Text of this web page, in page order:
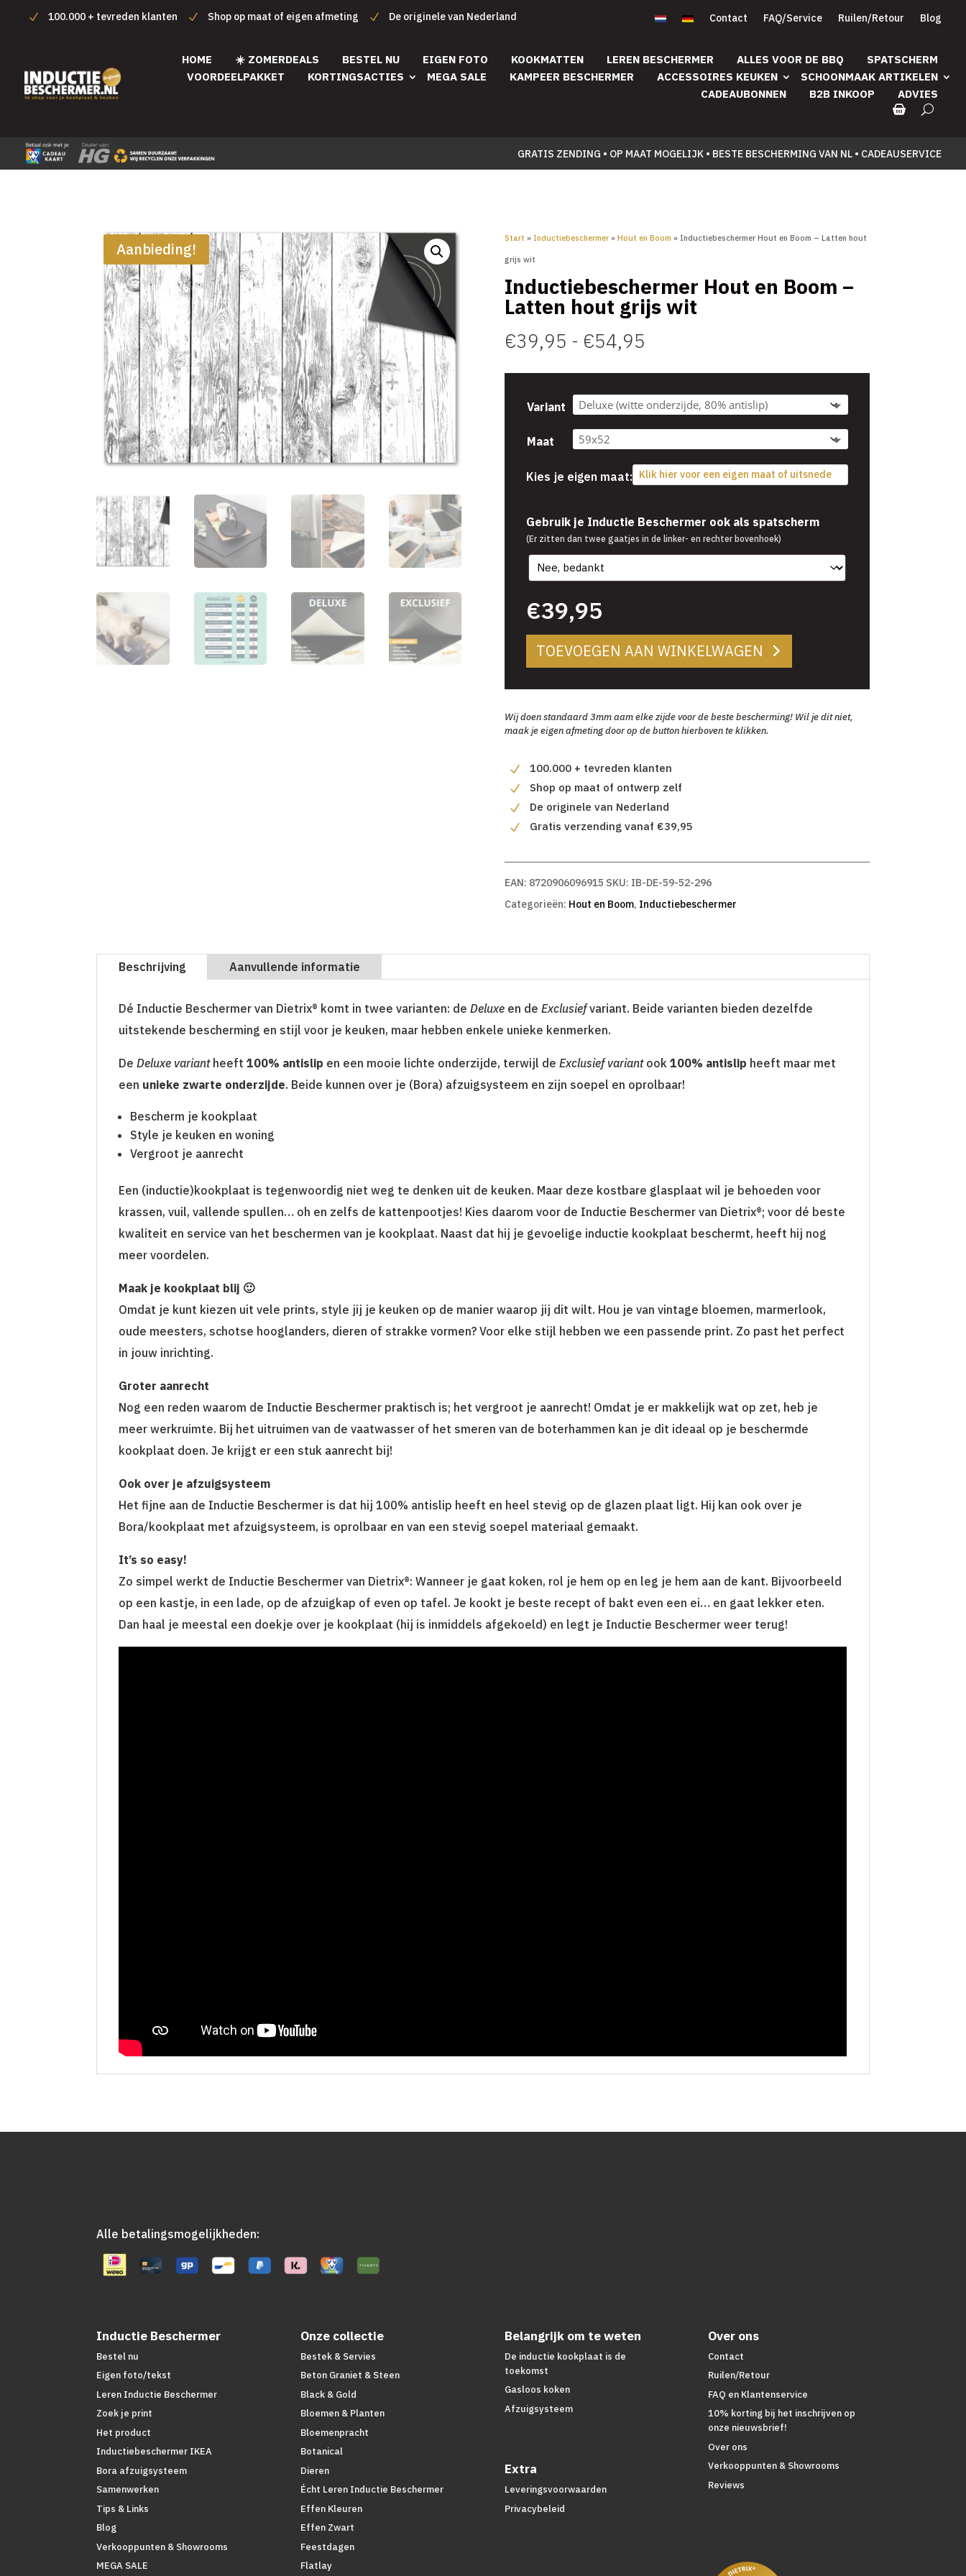
100.000 + tevreden klanten Shop op maat of eigen afmeting De originele van Nederland Contact FAQ/Service Ruilen/Retour Blog
HOME ☀️ ZOMERDEALS BESTEL NU EIGEN FOTO KOOKMATTEN LEREN BESCHERMER ALLES VOOR DE BBQ
SPATSCHERM
VOORDEELPAKKET
KORTINGSACTIES MEGA SALE KAMPEER BESCHERMER ACCESSOIRES KEUKEN
SCHOONMAAK ARTIKELEN
CADEAUBONNEN
B2B INKOOP ADVIES
GRATIS ZENDING • OP MAAT MOGELIJK • BESTE BESCHERMING VAN NL • CADEAUSERVICE
Aanbieding!
Start » Inductiebeschermer» Hout en Boom » Inductiebeschermer Hout en Boom – Latten hout
grijs wit
Inductiebeschermer Hout en Boom –
Latten hout grijs wit
€39,95 - €54,95
€54,95
Variant
Maat
Kies je eigen maat: Klik hier voor een eigen maat of uitsnede
€39,95
Gebruik je Inductie Beschermer ook als spatscherm
(Er zitten dan twee gaatjes in de linker- en rechter bovenhoek)
€39,95
TOEVOEGEN AAN WINKELWAGEN
Wij doen standaard 3mm aam elke zijde voor de beste bescherming! Wil je dit niet,
maak je eigen afmeting door op de button hierboven te klikken.
100.000 + tevreden klanten
Shop op maat of ontwerp zelf
De originele van Nederland
Gratis verzending vanaf €39,95
EAN: 8720906096915 SKU: IB-DE-59-52-296
Categorieën: Hout en Boom, Inductiebeschermer
Beschrijving Aanvullende informatie
Dé Inductie Beschermer van Dietrix® komt in twee varianten: deDeluxe en deExclusiefvariant. Beide varianten bieden dezelfde
uitstekende bescherming en stijl voor je keuken, maar hebben enkele unieke kenmerken.
DeDeluxe variantheeft100% antislip en een mooie lichte onderzijde, terwijl deExclusief variantook100% antislip heeft maar met
een unieke zwarte onderzijde. Beide kunnen over je (Bora) afzuigsysteem en zijn soepel en oprolbaar!
Bescherm je kookplaat
Style je keuken en woning
Vergroot je aanrecht
Een (inductie)kookplaat is tegenwoordig niet weg te denken uit de keuken. Maar deze kostbare glasplaat wil je behoeden voor
krassen, vuil, vallende spullen… oh en zelfs de kattenpootjes! Kies daarom voor de Inductie Beschermer van Dietrix®; voor dé beste
kwaliteit en service van het beschermen van je kookplaat. Naast dat hij je gevoelige inductie kookplaat beschermt, heeft hij nog
meer voordelen.
Maak je kookplaat blij 🙂
Omdat je kunt kiezen uit vele prints, style jij je keuken op de manier waarop jij dit wilt. Hou je van vintage bloemen, marmerlook,
oude meesters, schotse hooglanders, dieren of strakke vormen? Voor elke stijl hebben we een passende print. Zo past het perfect
in jouw inrichting.
Groter aanrecht
Nog een reden waarom de Inductie Beschermer praktisch is; het vergroot je aanrecht! Omdat je er makkelijk wat op zet, heb je
meer werkruimte. Bij het uitruimen van de vaatwasser of het smeren van de boterhammen kan je dit ideaal op je beschermde
kookplaat doen. Je krijgt er een stuk aanrecht bij!
Ook over je afzuigsysteem
Het fijne aan de Inductie Beschermer is dat hij 100% antislip heeft en heel stevig op de glazen plaat ligt. Hij kan ook over je
Bora/kookplaat met afzuigsysteem, is oprolbaar en van een stevig soepel materiaal gemaakt.
It’s so easy!
Zo simpel werkt de Inductie Beschermer van Dietrix®: Wanneer je gaat koken, rol je hem op en leg je hem aan de kant. Bijvoorbeeld
op een kastje, in een lade, op de afzuigkap of even op tafel. Je kookt je beste recept of bakt even een ei… en gaat lekker eten.
Dan haal je meestal een doekje over je kookplaat (hij is inmiddels afgekoeld) en legt je Inductie Beschermer weer terug!
Alle betalingsmogelijkheden:
Inductie Beschermer
Bestel nu
Eigen foto/tekst
Leren Inductie Beschermer
Zoek je print
Het product
Inductiebeschermer IKEA
Bora afzuigsysteem
Samenwerken
Tips & Links
Blog
Verkooppunten & Showrooms
MEGA SALE
Onze collectie
Bestek & Servies
Beton Graniet & Steen
Black & Gold
Bloemen & Planten
Bloemenpracht
Botanical
Dieren
Écht Leren Inductie Beschermer
Effen Kleuren
Effen Zwart
Feestdagen
Flatlay
Belangrijk om te weten
De inductie kookplaat is de
toekomst
Gasloos koken
Afzuigsysteem
Extra
Leveringsvoorwaarden
Privacybeleid
Over ons
Contact
Ruilen/Retour
FAQ en Klantenservice
10% korting bij het inschrijven op
onze nieuwsbrief!
Over ons
Verkooppunten & Showrooms
Reviews